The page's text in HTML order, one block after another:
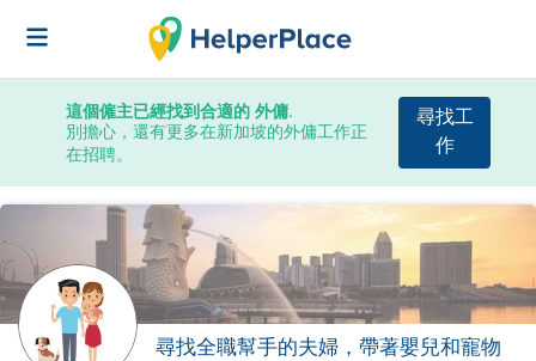
這個僱主已經找到合適的 外傭.
別擔心，還有更多在新加坡的外傭工作正
在招聘。
尋找工
作
尋找全職幫手的夫婦，帶著嬰兒和寵物